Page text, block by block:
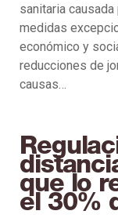
sanitaria
medidas
económico y
reducciones de
causas…
que lo
el 30%